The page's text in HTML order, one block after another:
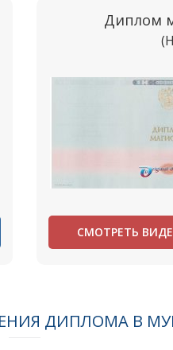
Диплом
СМОТРЕТЬ
ДИПЛОМА В